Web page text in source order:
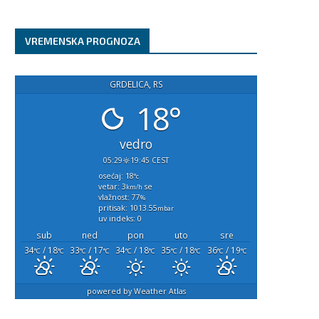
VREMENSKA PROGNOZA
GRDELICA, RS
18°
vedro
05:29
19:45 CEST
osećaj: 18°c
vetar: 3km/h se
vlažnost: 77%
pritisak: 1013.55mbar
uv indeks: 0
sub ned pon uto
sre
34°C / 18°C 33°C / 17°C 34°C / 18°C 35°C / 18°C 36°C/ 19°C
powered byWeather Atlas